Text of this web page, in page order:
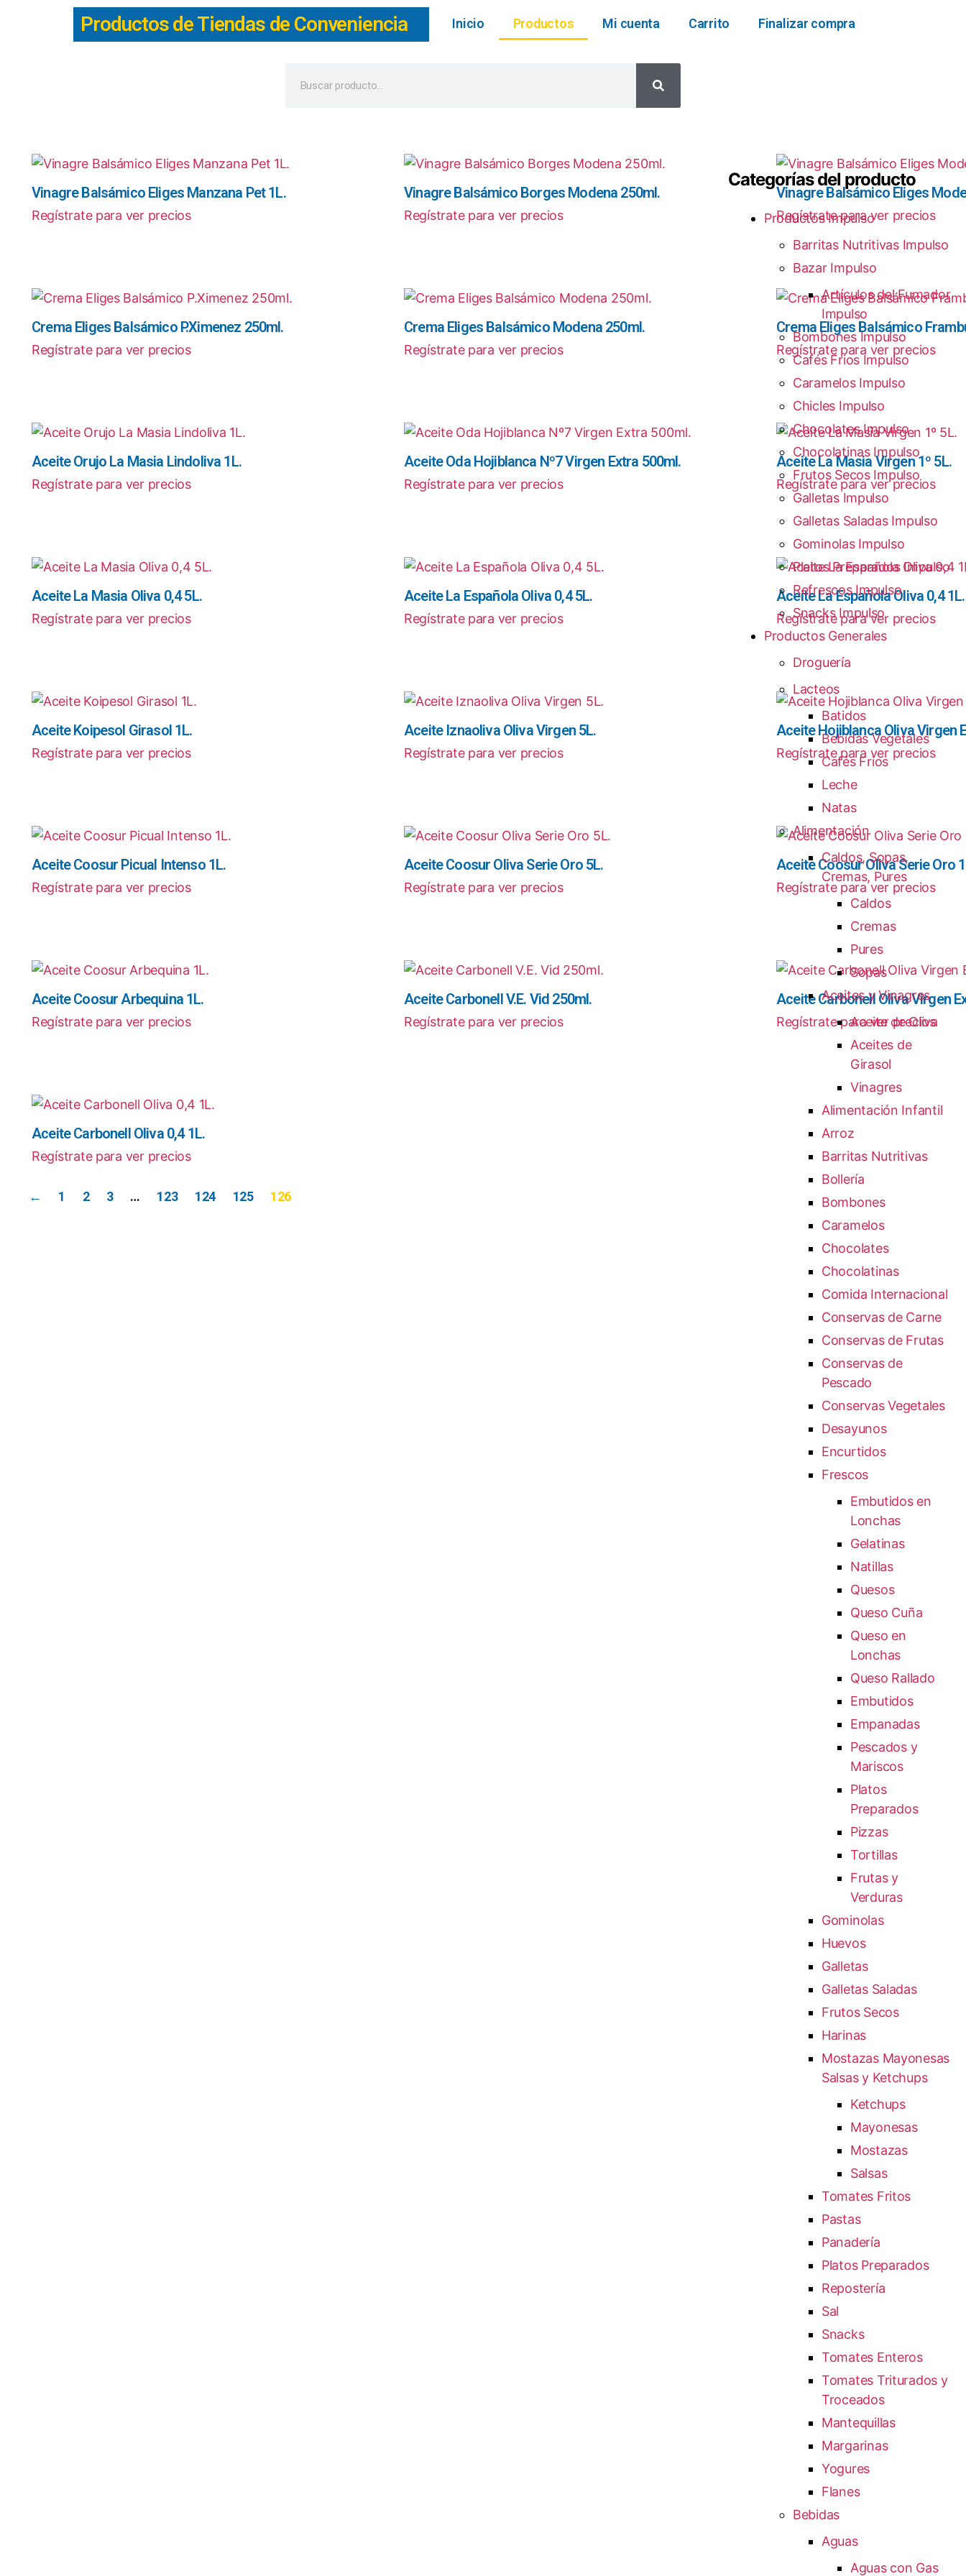
Productos de Tiendas de Conveniencia Inicio Productos Mi cuenta Carrito Finalizar compra
Vinagre Balsámico Eliges Manzana Pet 1L.
Regístrate para ver precios
Vinagre Balsámico Borges Modena 250ml.
Regístrate para ver precios
Vinagre Balsámico Eliges
Regístrate para ver precios
Crema Eliges Balsámico P.Ximenez 250ml.
Regístrate para ver precios
Crema Eliges Balsámico Modena 250ml.
Regístrate para ver precios
Crema Eliges Balsámico
Regístrate para ver precios
Aceite Orujo La Masia Lindoliva 1L.
Regístrate para ver precios
Aceite Oda Hojiblanca Nº7 Virgen Extra 500ml.
Regístrate para ver precios
Aceite La Masia Virgen 1º 5L.
Regístrate para ver precios
Aceite La Masia Oliva 0,4 5L.
Regístrate para ver precios
Aceite La Española Oliva 0,4 5L.
Regístrate para ver precios
Aceite La Española Oliva 0,4 1L.
Regístrate para ver precios
Aceite Koipesol Girasol 1L.
Regístrate para ver precios
Aceite Iznaoliva Oliva Virgen 5L.
Regístrate para ver precios
Aceite Hojiblanca Oliva Virgen
Regístrate para ver precios
Aceite Coosur Picual Intenso 1L.
Regístrate para ver precios
Aceite Coosur Oliva Serie Oro 5L.
Regístrate para ver precios
Aceite Coosur Oliva Serie Oro
Regístrate para ver precios
Aceite Coosur Arbequina 1L.
Regístrate para ver precios
Aceite Carbonell V.E. Vid 250ml.
Regístrate para ver precios
Aceite Carbonell Oliva Virgen
Regístrate para ver precios
Aceite Carbonell Oliva 0,4 1L.
Regístrate para ver precios
← 1 2 3 … 123 124 125 126
Categorías del producto
Productos Impulso
Barritas Nutritivas Impulso
Bazar Impulso
Artículos del Fumador
Impulso
Bombones Impulso
Cafés Frios Impulso
Caramelos Impulso
Chicles Impulso
Chocolates Impulso
Chocolatinas Impulso
Frutos Secos Impulso
Galletas Impulso
Galletas Saladas Impulso
Gominolas Impulso
Platos Preparados Impulso
Refrescos Impulso
Snacks Impulso
Productos Generales
Droguería
Lacteos
Batidos
Bebidas Vegetales
Cafés Frios
Leche
Natas
Alimentación
Caldos, Sopas,
Cremas, Pures
Caldos
Cremas
Pures
Sopas
Aceites y Vinagres
Aceite de Oliva
Aceites de
Girasol
Vinagres
Alimentación Infantil
Arroz
Barritas Nutritivas
Bollería
Bombones
Caramelos
Chocolates
Chocolatinas
Comida Internacional
Conservas de Carne
Conservas de Frutas
Conservas de
Pescado
Conservas Vegetales
Desayunos
Encurtidos
Frescos
Embutidos en
Lonchas
Gelatinas
Natillas
Quesos
Queso Cuña
Queso en
Lonchas
Queso Rallado
Embutidos
Empanadas
Pescados y
Mariscos
Platos
Preparados
Pizzas
Tortillas
Frutas y
Verduras
Gominolas
Huevos
Galletas
Galletas Saladas
Frutos Secos
Harinas
Mostazas Mayonesas
Salsas y Ketchups
Ketchups
Mayonesas
Mostazas
Salsas
Tomates Fritos
Pastas
Panadería
Platos Preparados
Repostería
Sal
Snacks
Tomates Enteros
Tomates Triturados y
Troceados
Mantequillas
Margarinas
Yogures
Flanes
Bebidas
Aguas
Aguas con Gas